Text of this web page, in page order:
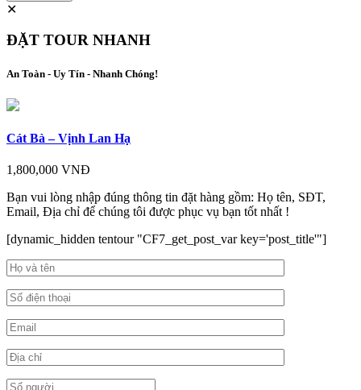
✕
ĐẶT TOUR NHANH
An Toàn - Uy Tín - Nhanh Chóng!
Cát Bà – Vịnh Lan Hạ
1,800,000 VNĐ
Bạn vui lòng nhập đúng thông tin đặt hàng gồm: Họ tên, SĐT,
Email, Địa chỉ để chúng tôi được phục vụ bạn tốt nhất !
[dynamic_hidden tentour "CF7_get_post_var key='post_title'"]